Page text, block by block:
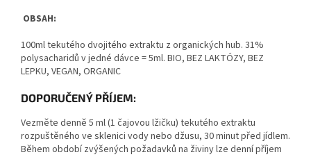
OBSAH:
100ml tekutého dvojitého extraktu z organických hub. 31%
polysacharidů v jedné dávce = 5ml. BIO, BEZ LAKTÓZY, BEZ
LEPKU, VEGAN, ORGANIC
DOPORUČENÝ PŘÍJEM:
Vezměte denně 5 ml (1 čajovou lžičku) tekutého extraktu
rozpuštěného ve sklenici vody nebo džusu, 30 minut před jídlem.
Během období zvýšených požadavků na živiny lze denní příjem